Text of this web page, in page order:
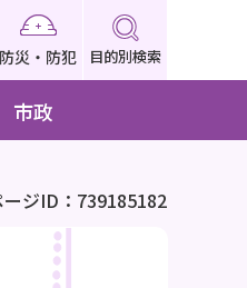
防災・防犯 目的別検索
市政
ジID：739185182